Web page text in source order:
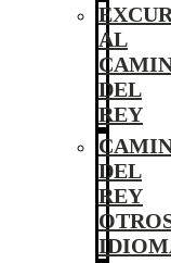
AL
DEL
REY
DEL
REY